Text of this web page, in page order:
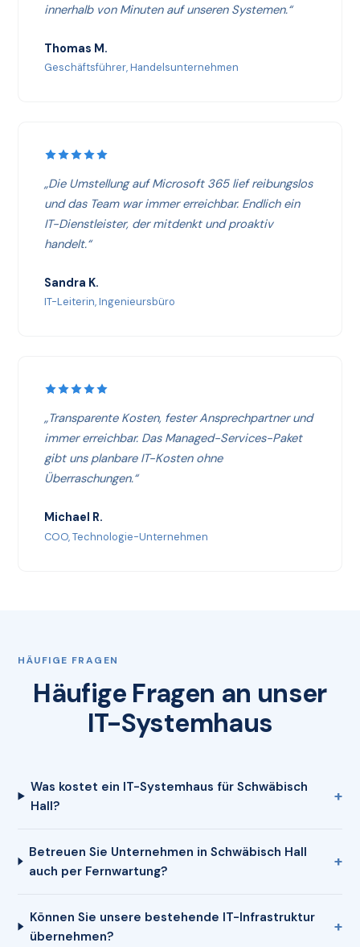
innerhalb von Minuten auf unseren Systemen.“
Thomas M.
Geschäftsführer, Handelsunternehmen
„Die Umstellung auf Microsoft 365 lief reibungslos
und das Team war immer erreichbar. Endlich ein
IT-Dienstleister, der mitdenkt und proaktiv
handelt.“
Sandra K.
IT-Leiterin, Ingenieursbüro
„Transparente Kosten, fester Ansprechpartner und
immer erreichbar. Das Managed-Services-Paket
gibt uns planbare IT-Kosten ohne
Überraschungen.“
Michael R.
COO, Technologie-Unternehmen
HÄUFIGE FRAGEN
Häufige Fragen an unser
IT-Systemhaus
Was kostet ein IT-Systemhaus für Schwäbisch
Hall?
Betreuen Sie Unternehmen in Schwäbisch Hall
auch per Fernwartung?
Können Sie unsere bestehende IT-Infrastruktur
übernehmen?